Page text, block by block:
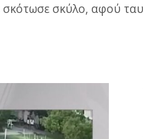
σκότωσε σκύλο, αφού